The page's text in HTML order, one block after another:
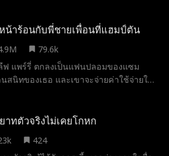
รวมถึงมูลค่าที่แท้จริงของสรรพสิ่ง
น้าร้อนกับพี่ชายเพื่อนที่แฮมป์ตัน
79.6k
ฟ แพร์รี่ ตกลงเป็นแฟนปลอมของแซม
นสนิทของเธอ และเขาจะจ่ายค่าใช้จ่ายให้
งเป็นไปด้วยดีจนกระทั่งโอลีฟพบว่าผู้ชายที่
แซมที่ห้ามยุ่งเกี่ยว เป็นคนเดียวกัน
าทตัวจริงไม่เคยโกหก
424